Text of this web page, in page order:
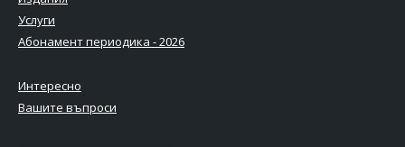
Услуги
Абонамент периодика - 2026
Интересно
Вашите въпроси